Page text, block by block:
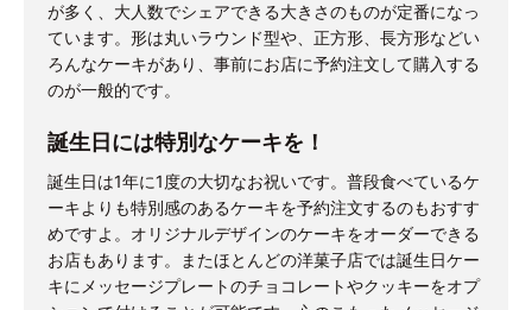
が多く、大人数でシェアできる大きさのものが定番になっ
ています。形は丸いラウンド型や、正方形、長方形などい
ろんなケーキがあり、事前にお店に予約注文して購入する
のが一般的です。
誕生日には特別なケーキを！
誕生日は1年に1度の大切なお祝いです。普段食べているケ
ーキよりも特別感のあるケーキを予約注文するのもおすす
めですよ。オリジナルデザインのケーキをオーダーできる
お店もあります。またほとんどの洋菓子店では誕生日ケー
キにメッセージプレートのチョコレートやクッキーをオプ